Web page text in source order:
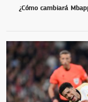
¿Cómo cambiará